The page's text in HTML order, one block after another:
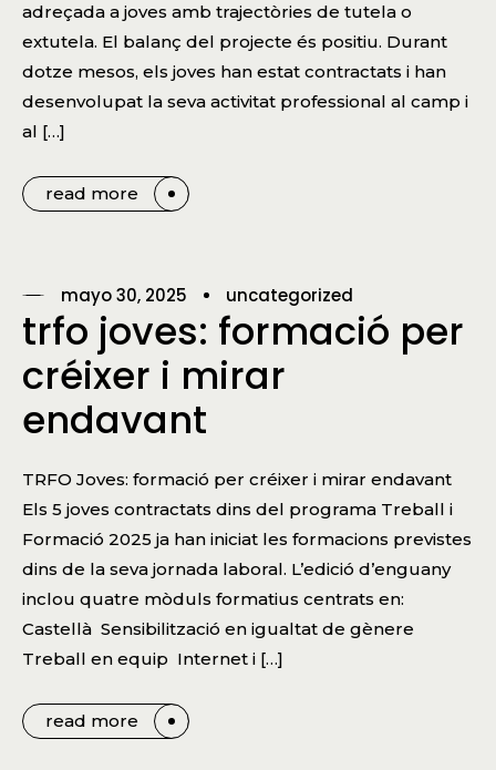
adreçada a joves amb trajectòries de tutela o
extutela. El balanç del projecte és positiu. Durant
dotze mesos, els joves han estat contractats i han
desenvolupat la seva activitat professional al camp i
al […]
read more
mayo 30, 2025 uncategorized
trfo joves: formació per
créixer i mirar
endavant
TRFO Joves: formació per créixer i mirar endavant
Els 5 joves contractats dins del programa Treball i
Formació 2025 ja han iniciat les formacions previstes
dins de la seva jornada laboral. L’edició d’enguany
inclou quatre mòduls formatius centrats en:
Castellà Sensibilització en igualtat de gènere
Treball en equip Internet i […]
read more